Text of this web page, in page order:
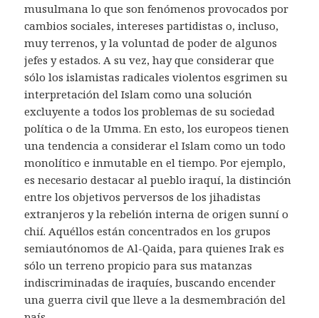
musulmana lo que son fenómenos provocados por
cambios sociales, intereses partidistas o, incluso,
muy terrenos, y la voluntad de poder de algunos
jefes y estados. A su vez, hay que considerar que
sólo los islamistas radicales violentos esgrimen su
interpretación del Islam como una solución
excluyente a todos los problemas de su sociedad
política o de la Umma. En esto, los europeos tienen
una tendencia a considerar el Islam como un todo
monolítico e inmutable en el tiempo. Por ejemplo,
es necesario destacar al pueblo iraquí, la distinción
entre los objetivos perversos de los jihadistas
extranjeros y la rebelión interna de origen sunní o
chií. Aquéllos están concentrados en los grupos
semiautónomos de Al-Qaida, para quienes Irak es
sólo un terreno propicio para sus matanzas
indiscriminadas de iraquíes, buscando encender
una guerra civil que lleve a la desmembración del